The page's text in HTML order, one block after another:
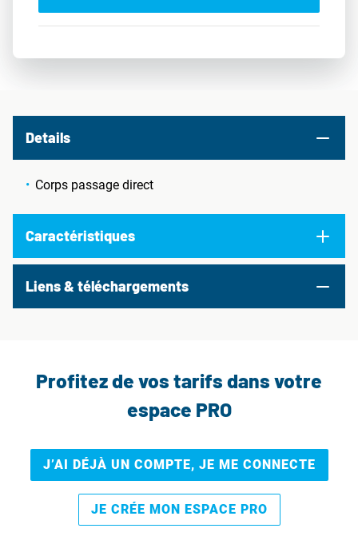
Details
Corps passage direct
Caractéristiques
Liens & téléchargements
Profitez de vos tarifs dans votre
espace PRO
J’AI DÉJÀ UN COMPTE, JE ME CONNECTE
JE CRÉE MON ESPACE PRO